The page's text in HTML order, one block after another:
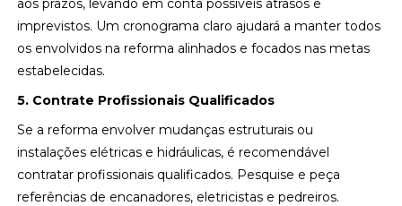
aos prazos, levando em conta possíveis atrasos e
imprevistos. Um cronograma claro ajudará a manter todos
os envolvidos na reforma alinhados e focados nas metas
estabelecidas.
5. Contrate Profissionais Qualificados
Se a reforma envolver mudanças estruturais ou
instalações elétricas e hidráulicas, é recomendável
contratar profissionais qualificados. Pesquise e peça
referências de encanadores, eletricistas e pedreiros.